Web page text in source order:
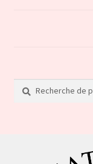
Recherche
pour :
Recherche